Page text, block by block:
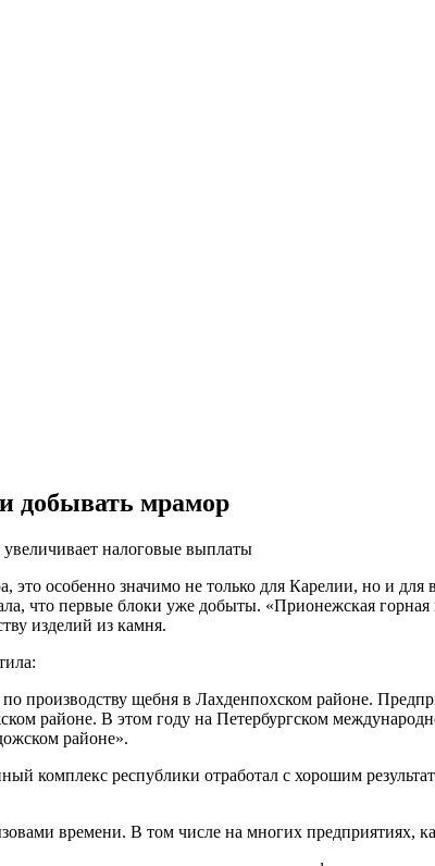
добывать мрамор
налоговые выплаты
это особенно значимо не только для Карелии, но и
что первые блоки уже добыты. «Прионежская
изделий из камня.
производству щебня в Лахденпохском районе.
районе. В этом году на Петербургском
районе».
комплекс республики отработал с хорошим
времени. В том числе на многих предприятиях,